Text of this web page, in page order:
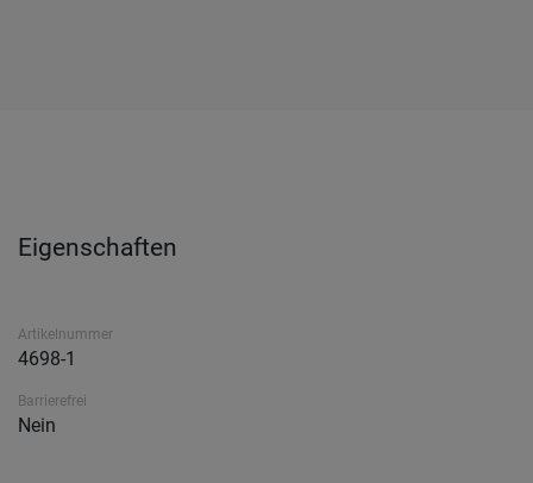
Eigenschaften
Artikelnummer
4698-1
Barrierefrei
Nein